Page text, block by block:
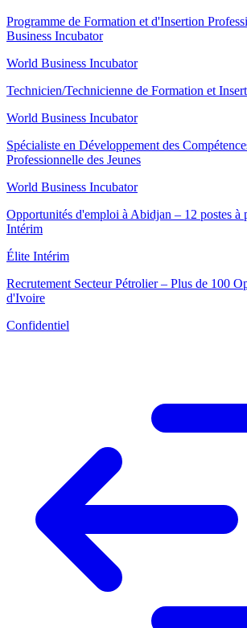
Programme de Formation et d'Insertion
Business Incubator
World Business Incubator
Technicien/Technicienne de Formation et
World Business Incubator
Spécialiste en Développement des
Professionnelle des Jeunes
World Business Incubator
Opportunités d'emploi à Abidjan – 12 postes
Intérim
Élite Intérim
Recrutement Secteur Pétrolier – Plus de 100
d'Ivoire
Confidentiel